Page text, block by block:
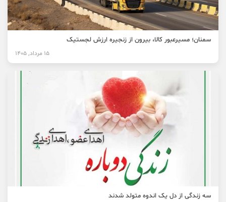
سمنان؛ مسیرعبور کالا، بیرون از زنجیره ارزش لجستیک
15 مرداد, 1405
سه زندگی از دل یک اندوه متولد شدند